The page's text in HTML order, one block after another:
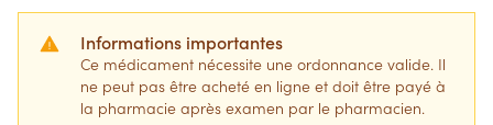
Informations importantes
Ce médicament nécessite une ordonnance valide. Il
ne peut pas être acheté en ligne et doit être payé à
la pharmacie après examen par le pharmacien.